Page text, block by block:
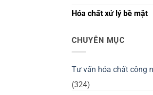
Hóa chất xử lý bề mặt
CHUYÊN MỤC
Tư vấn hóa chất công
(324)